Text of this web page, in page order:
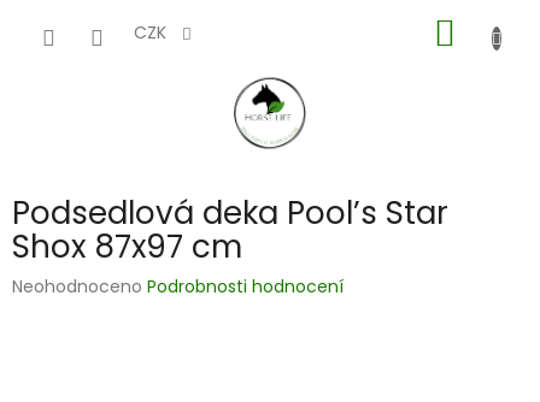
CZK
KOŠÍK
Podsedlová deka Pool’s Star
Shox 87x97 cm
Průměrné
Neohodnoceno Podrobnosti hodnocení